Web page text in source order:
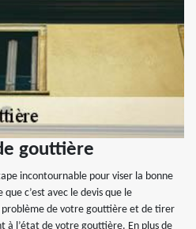
gouttière
incontournable pour viser la bonne
c’est avec le devis que le
de votre gouttière et de tirer
à l’état de votre gouttière. En plus de